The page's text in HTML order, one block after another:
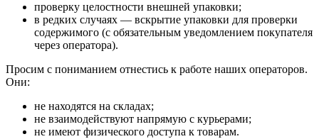
проверку целостности внешней упаковки;
в редких случаях — вскрытие упаковки для проверки
содержимого (с обязательным уведомлением покупателя
через оператора).
Просим с пониманием отнестись к работе наших операторов.
Они:
не находятся на складах;
не взаимодействуют напрямую с курьерами;
не имеют физического доступа к товарам.